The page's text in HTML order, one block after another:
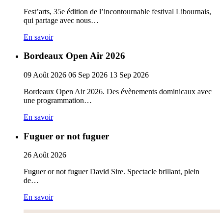
Fest’arts, 35e édition de l’incontournable festival Libournais,
qui partage avec nous…
En savoir
Bordeaux Open Air 2026
09 Août 2026 06 Sep 2026 13 Sep 2026
Bordeaux Open Air 2026. Des évènements dominicaux avec
une programmation…
En savoir
Fuguer or not fuguer
26Août 2026
Fuguer or not fuguer David Sire. Spectacle brillant, plein
de…
En savoir